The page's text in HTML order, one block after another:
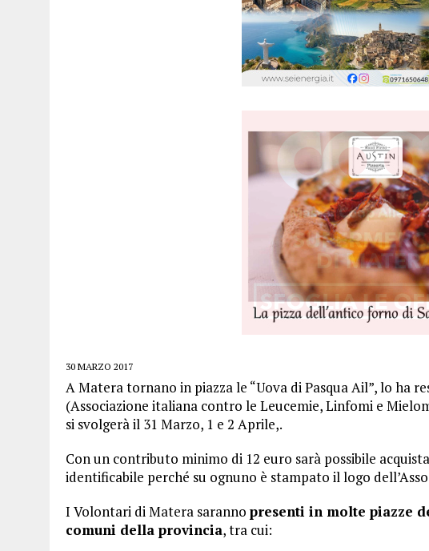
30 MARZO 2017
A Matera tornano in piazza le “Uova di Pasqua Ail”, lo ha
(Associazione italiana contro le Leucemie, Linfomi e
si svolgerà il 31 Marzo, 1 e 2 Aprile,.
Con un contributo minimo di 12 euro sarà possibile
identificabile perché su ognuno è stampato il logo
I Volontari di Matera saranno presenti in molte piazze
comuni della provincia, tra cui: